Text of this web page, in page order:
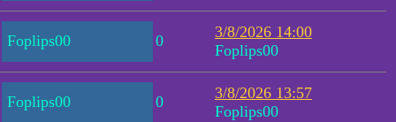
Foplips00 0
3/8/2026 14:00
Foplips00
Foplips00 0
3/8/2026 13:57
Foplips00